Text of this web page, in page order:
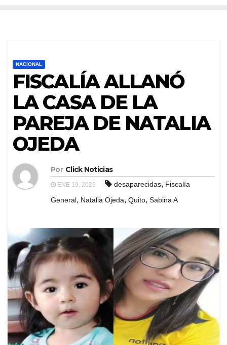
NACIONAL
FISCALÍA ALLANÓ
LA CASA DE LA
PAREJA DE NATALIA
OJEDA
Por Click Noticias
ENE 19, 2023 desaparecidas, Fiscalía
General, Natalia Ojeda, Quito, Sabina A